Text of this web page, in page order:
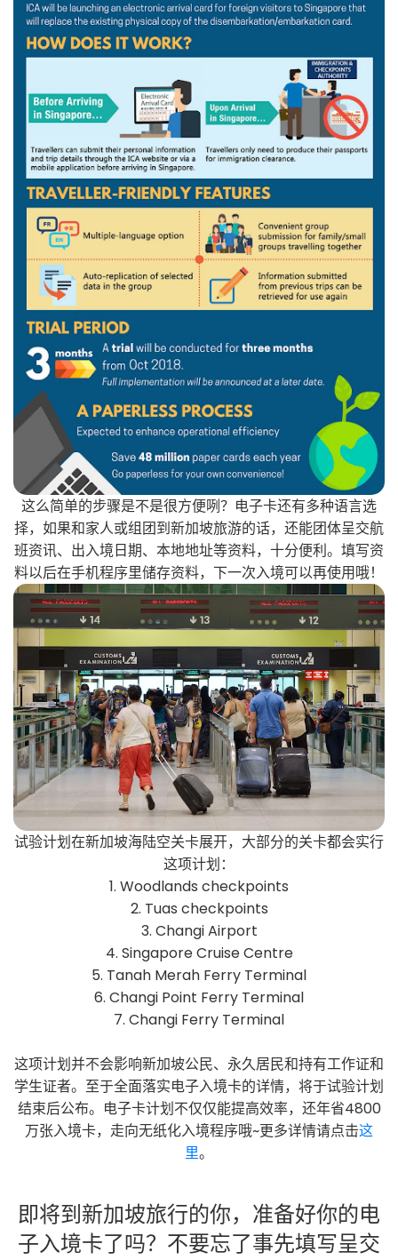
这么简单的步骤是不是很方便咧？电子卡还有多种语言选
择，如果和家人或组团到新加坡旅游的话，还能团体呈交航
班资讯、出入境日期、本地地址等资料，十分便利。填写资
料以后在手机程序里储存资料，下一次入境可以再使用哦！
试验计划在新加坡海陆空关卡展开，大部分的关卡都会实行
这项计划：
1. Woodlands checkpoints
2. Tuas checkpoints
3. Changi Airport
4. Singapore Cruise Centre
5. Tanah Merah Ferry Terminal
6. Changi Point Ferry Terminal
7. Changi Ferry Terminal
这项计划并不会影响新加坡公民、永久居民和持有工作证和
学生证者。至于全面落实电子入境卡的详情，将于试验计划
结束后公布。电子卡计划不仅仅能提高效率，还年省4800
万张入境卡，走向无纸化入境程序哦~更多详情请点击这
里。
即将到新加坡旅行的你，准备好你的电
子入境卡了吗？不要忘了事先填写呈交